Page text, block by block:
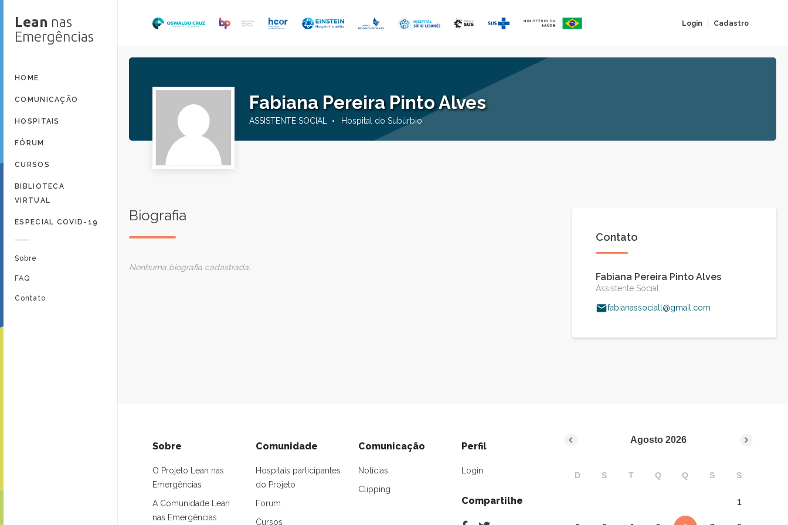
Login Cadastro
Lean nas
Emergências
HOME
COMUNICAÇÃO
HOSPITAIS
FÓRUM
CURSOS
BIBLIOTECA
VIRTUAL
ESPECIAL COVID-19
Sobre
FAQ
Contato
Fabiana Pereira Pinto Alves
ASSISTENTE SOCIAL Hospital do Subúrbio
Biografia
Nenhuma biografia cadastrada.
Contato
Fabiana Pereira Pinto Alves
Assistente Social
fabianassociall@gmail.com
Sobre
O Projeto Lean nas
Emergências
A Comunidade Lean
nas Emergências
Comunidade
Hospitais participantes
do Projeto
Forum
Cursos
Comunicação
Notícias
Clipping
Perfil
Login
Compartilhe
Agosto 2026
D S T Q Q S S
1